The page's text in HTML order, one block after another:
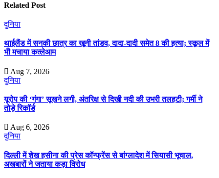
Related Post
दुनिया
थाईलैंड में सनकी छात्र का खूनी तांडव, दादा-दादी समेत 8 की हत्या; स्कूल में
भी मचाया कत्लेआम
Aug 7, 2026
दुनिया
यूरोप की ‘गंगा’ सूखने लगी, अंतरिक्ष से दिखी नदी की उभरी तलहटी; गर्मी ने
तोड़े रिकॉर्ड
Aug 6, 2026
दुनिया
दिल्ली में शेख हसीना की प्रेस कॉन्फ्रेंस से बांग्लादेश में सियासी भूचाल,
अखबारों ने जताया कड़ा विरोध